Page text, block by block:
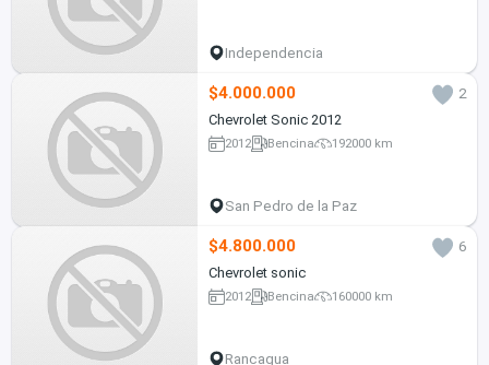
Independencia
$4.000.000
2
Chevrolet Sonic 2012
2012 Bencina 192000 km
San Pedro de la Paz
$4.800.000
6
Chevrolet sonic
2012 Bencina 160000 km
Rancagua